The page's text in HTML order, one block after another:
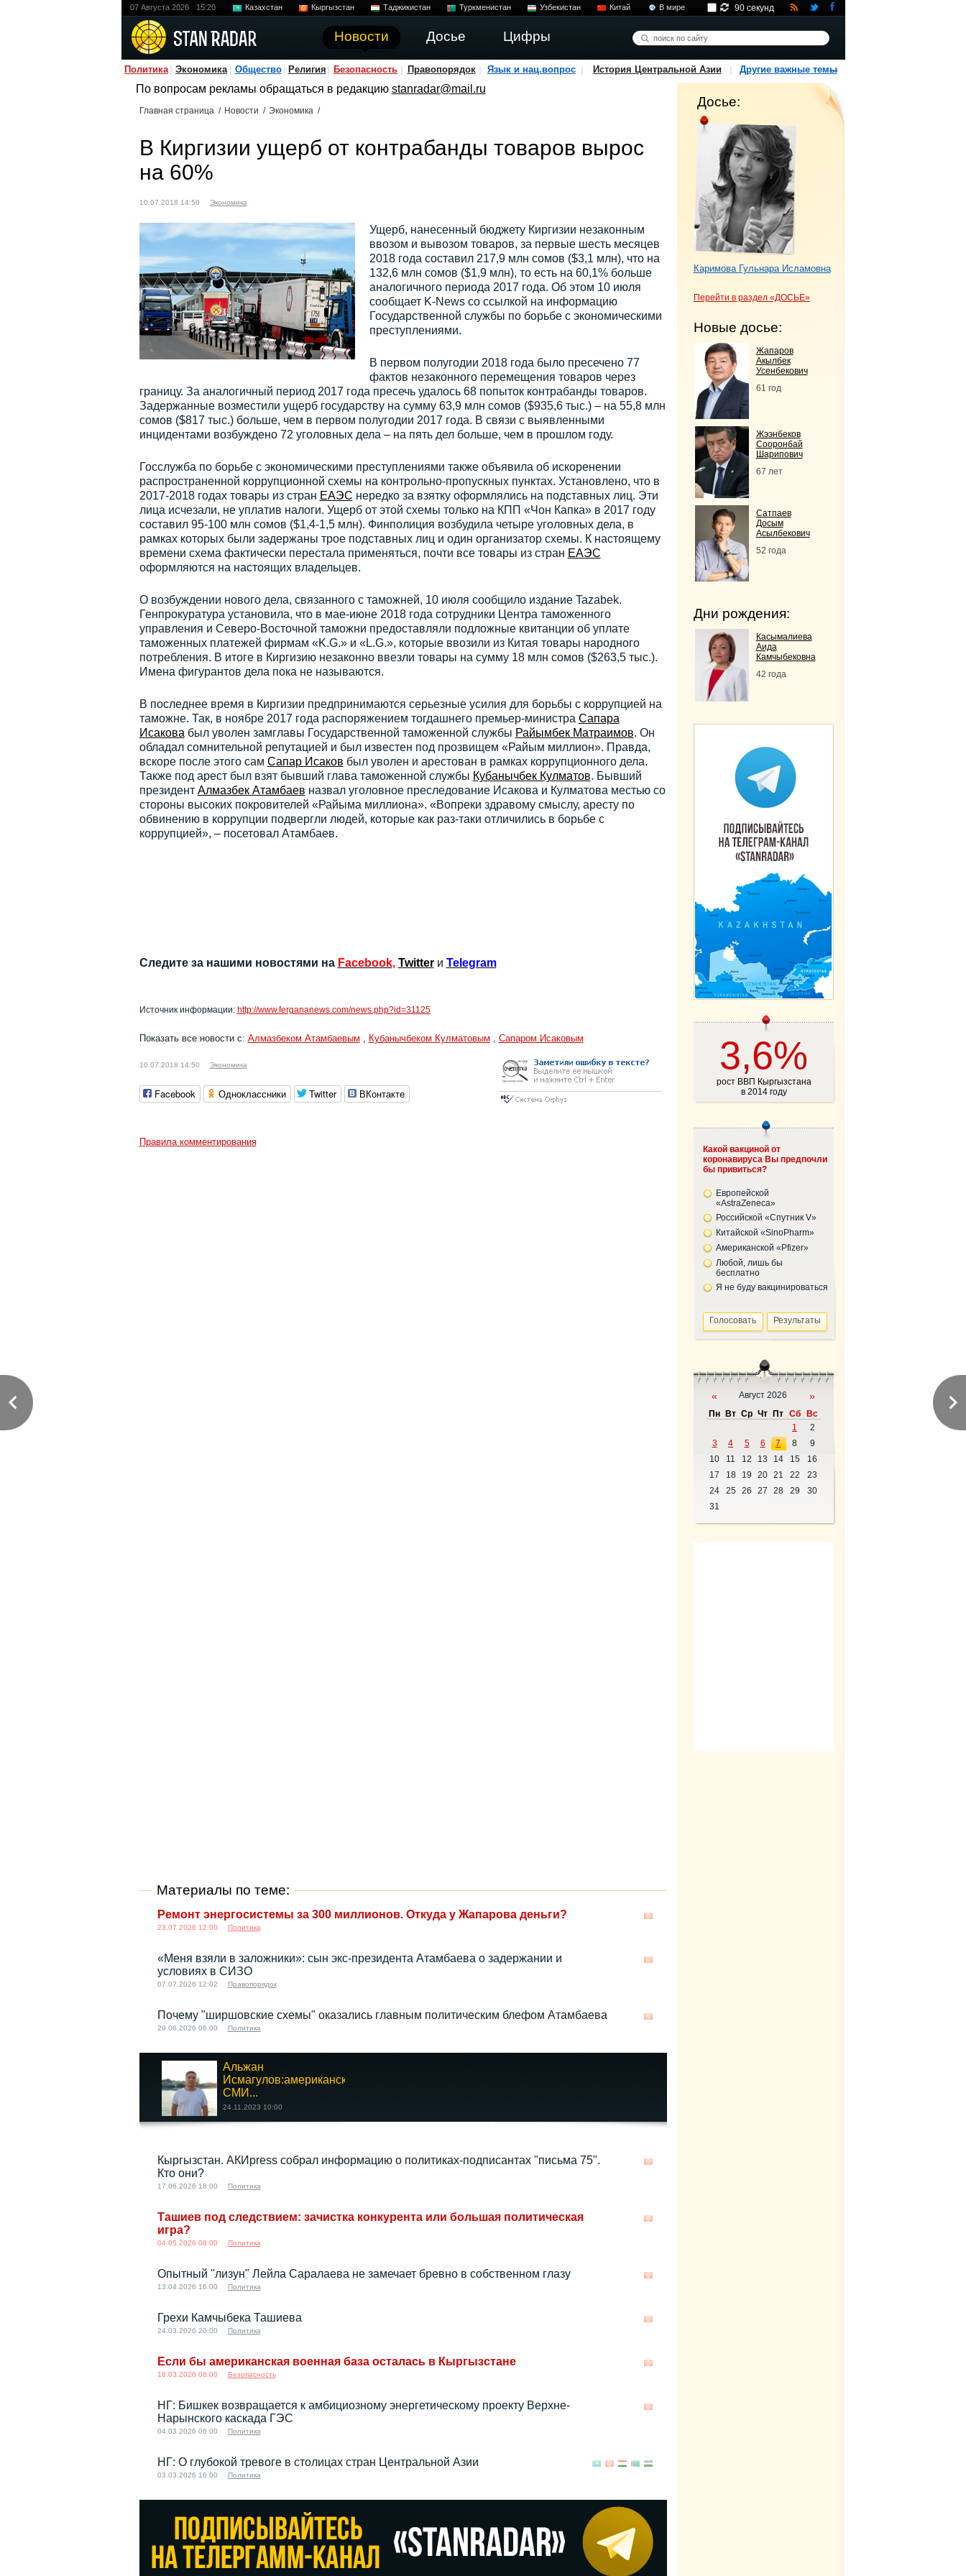
07 Августа 2026 15:20 Казахстан Кыргызстан Таджикистан Туркменистан Узбекистан Китай В мире
Новости Досье Цифры
90 секунд
Политика Экономика Общество Религия Безопасность Правопорядок Язык и нац.вопрос История Центральной Азии Другие важные темы
По вопросам рекламы обращаться в редакцию stanradar@mail.ru
Главная страница / Новости / Экономика /
В Киргизии ущерб от контрабанды товаров вырос
на 60%
10.07.2018 14:50 Экономика
Ущерб, нанесенный бюджету Киргизии незаконным
ввозом и вывозом товаров, за первые шесть месяцев
2018 года составил 217,9 млн сомов ($3,1 млн), что на
132,6 млн сомов ($1,9 млн), то есть на 60,1% больше
аналогичного периода 2017 года. Об этом 10 июля
сообщает K-News со ссылкой на информацию
Государственной службы по борьбе с экономическими
преступлениями.
В первом полугодии 2018 года было пресечено 77
фактов незаконного перемещения товаров через
границу. За аналогичный период 2017 года пресечь удалось 68 попыток контрабанды товаров.
Задержанные возместили ущерб государству на сумму 63,9 млн сомов ($935,6 тыс.) – на 55,8 млн
сомов ($817 тыс.) больше, чем в первом полугодии 2017 года. В связи с выявленными
инцидентами возбуждено 72 уголовных дела – на пять дел больше, чем в прошлом году.
Госслужба по борьбе с экономическими преступлениями также объявила об искоренении
распространенной коррупционной схемы на контрольно-пропускных пунктах. Установлено, что в
2017-2018 годах товары из стран ЕАЭС нередко за взятку оформлялись на подставных лиц. Эти
лица исчезали, не уплатив налоги. Ущерб от этой схемы только на КПП «Чон Капка» в 2017 году
составил 95-100 млн сомов ($1,4-1,5 млн). Финполиция возбудила четыре уголовных дела, в
рамках которых были задержаны трое подставных лиц и один организатор схемы. К настоящему
времени схема фактически перестала применяться, почти все товары из стран ЕАЭС
оформляются на настоящих владельцев.
О возбуждении нового дела, связанного с таможней, 10 июля сообщило издание Tazabek.
Генпрокуратура установила, что в мае-июне 2018 года сотрудники Центра таможенного
управления и Северо-Восточной таможни предоставляли подложные квитанции об уплате
таможенных платежей фирмам «K.G.» и «L.G.», которые ввозили из Китая товары народного
потребления. В итоге в Киргизию незаконно ввезли товары на сумму 18 млн сомов ($263,5 тыс.).
Имена фигурантов дела пока не называются.
В последнее время в Киргизии предпринимаются серьезные усилия для борьбы с коррупцией на
таможне. Так, в ноябре 2017 года распоряжением тогдашнего премьер-министра Сапара
Исакова был уволен замглавы Государственной таможенной службы Райымбек Матраимов. Он
обладал сомнительной репутацией и был известен под прозвищем «Райым миллион». Правда,
вскоре после этого сам Сапар Исаков был уволен и арестован в рамках коррупционного дела.
Также под арест был взят бывший глава таможенной службы Кубанычбек Кулматов. Бывший
президент Алмазбек Атамбаев назвал уголовное преследование Исакова и Кулматова местью со
стороны высоких покровителей «Райыма миллиона». «Вопреки здравому смыслу, аресту по
обвинению в коррупции подвергли людей, которые как раз-таки отличились в борьбе с
коррупцией», – посетовал Атамбаев.
Следите за нашими новостями на Facebook, Twitter и Telegram
Источник информации: http://www.fergananews.com/news.php?id=31125
Показать все новости с: Алмазбеком Атамбаевым , Кубанычбеком Кулматовым , Сапаром Исаковым
10.07.2018 14:50 Экономика
Facebook Одноклассники Twitter ВКонтакте
Правила комментирования
Материалы по теме:
Ремонт энергосистемы за 300 миллионов. Откуда у Жапарова деньги?
23.07.2026 12:00 Политика
«Меня взяли в заложники»: сын экс‑президента Атамбаева о задержании и
условиях в СИЗО
07.07.2026 12:02 Правопорядок
Почему "ширшовские схемы" оказались главным политическим блефом Атамбаева
29.06.2026 06:00 Политика
Альжан
Исмагулов:американское
СМИ...
24.11.2023 10:00
реальные
возможности...
11.12.2023 06:00
Кыргызстан. АКИpress собрал информацию о политиках-подписантах "письма 75".
Кто они?
17.06.2026 18:00 Политика
Ташиев под следствием: зачистка конкурента или большая политическая
игра?
04.05.2026 08:00 Политика
Опытный "лизун" Лейла Саралаева не замечает бревно в собственном глазу
13.04.2026 16:00 Политика
Грехи Камчыбека Ташиева
24.03.2026 20:00 Политика
Если бы американская военная база осталась в Кыргызстане
18.03.2026 08:00 Безопасность
НГ: Бишкек возвращается к амбициозному энергетическому проекту Верхне-
Нарынского каскада ГЭС
04.03.2026 06:00 Политика
НГ: О глубокой тревоге в столицах стран Центральной Азии
03.03.2026 16:00 Политика
Досье:
Каримова Гульнара Исламовна
Перейти в раздел «ДОСЬЕ»
Новые досье:
Жапаров
Акылбек
Усенбекович
61 год
Жээнбеков
Сооронбай
Шарипович
67 лет
Сатпаев
Досым
Асылбекович
52 года
Дни рождения:
Касымалиева
Аида
Камчыбековна
42 года
3,6%
рост ВВП Кыргызстана
в 2014 году
Какой вакциной от
коронавируса Вы предпочли
бы привиться?
Европейской
«AstraZeneca»
Российской «Спутник V»
Китайской «SinoPharm»
Американской «Pfizer»
Любой, лишь бы
бесплатно
Я не буду вакцинироваться
« Август 2026 »
Пн Вт Ср Чт Пт Сб
Вс
1
2
3
4 5 6 7 8
9
10
11 12 13 14 15
16
17
18 19 20 21 22
23
24
25 26 27 28 29
30
31